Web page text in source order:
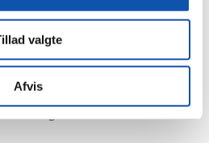
valgte
Afvis
på
dit sikringsniveau?